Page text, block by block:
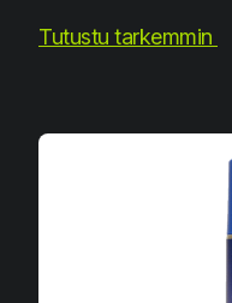
Tutustu tarkemmin